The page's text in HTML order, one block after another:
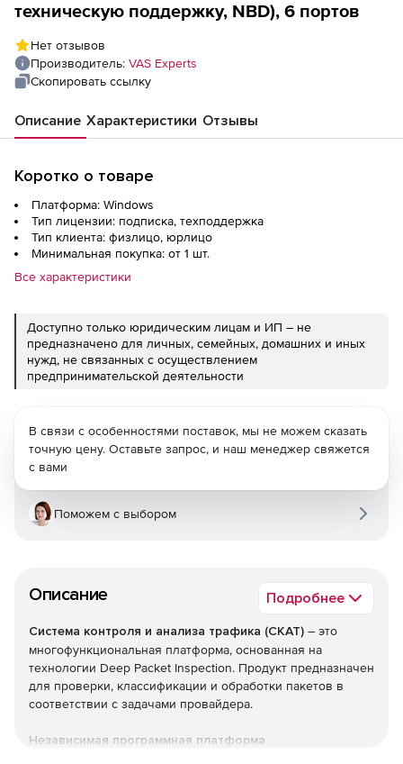
техническую поддержку, NBD), 6 портов
Нет отзывов
Производитель: VAS Experts
Скопировать ссылку
Описание Характеристики Отзывы
Коротко о товаре
Платформа: Windows
Тип лицензии: подписка, техподдержка
Тип клиента: физлицо, юрлицо
Минимальная покупка: от 1 шт.
Все характеристики
Доступно только юридическим лицам и ИП – не
предназначено для личных, семейных, домашних и иных
нужд, не связанных с осуществлением
предпринимательской деятельности
Описание Подробнее
Система контроля и анализа трафика (СКАТ) – это
многофункциональная платформа, основанная на
технологии Deep Packet Inspection. Продукт предназначен
для проверки, классификации и обработки пакетов в
соответствии с задачами провайдера.
Независимая программная платформа
В связи с особенностями поставок, мы не можем сказать
точную цену. Оставьте запрос, и наш менеджер свяжется
с вами
Поможем с выбором